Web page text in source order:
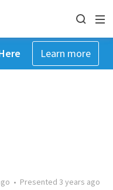
Learn more
• Presented 3 years ago